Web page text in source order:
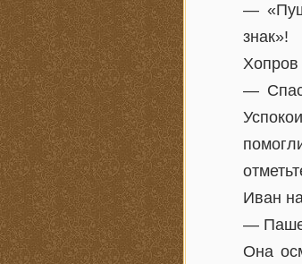
—
знак»!
Хопров
—
Иван
—
Она